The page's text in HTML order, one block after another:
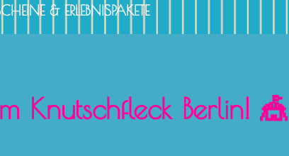
& ERLEBNISPAKETE
Knutschfleck Berlin! 🎪